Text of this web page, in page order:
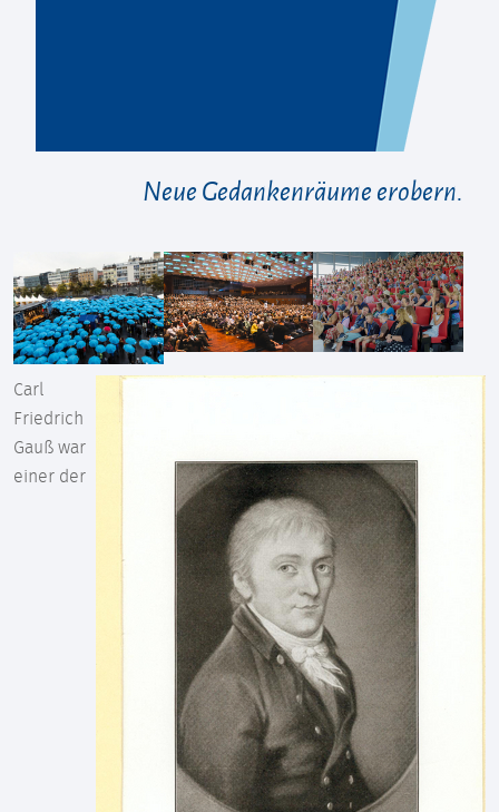
Neue Gedankenräume erobern.
Carl
Friedrich
Gauß war
einer der